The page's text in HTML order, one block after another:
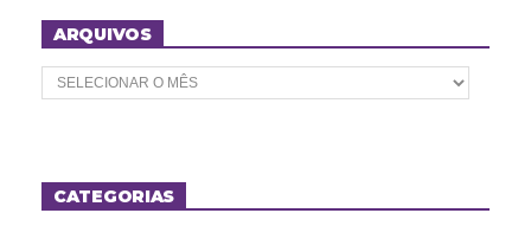
ARQUIVOS
A
r
o
sCATEGORIAS